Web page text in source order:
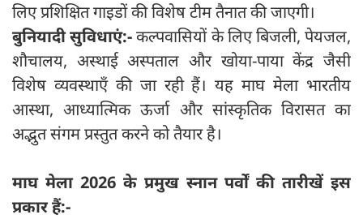
लिए प्रशिक्षित गाइडों की विशेष टीम तैनात की जाएगी।
बुनियादी सुविधाएं:-कल्पवासियों के लिए बिजली, पेयजल,
शौचालय, अस्थाई अस्पताल और खोया-पाया केंद्र जैसी
विशेष व्यवस्थाएँ की जा रही हैं। यह माघ मेला भारतीय
आस्था, आध्यात्मिक ऊर्जा और सांस्कृतिक विरासत का
अद्भुत संगम प्रस्तुत करने को तैयार है।
माघ मेला 2026 के प्रमुख स्नान पर्वों की तारीखें इस
प्रकार हैं:-